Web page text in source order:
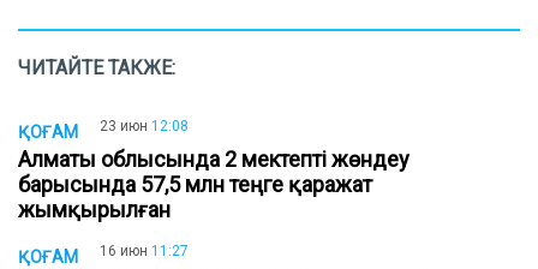
ЧИТАЙТЕ ТАКЖЕ:
ҚОҒАМ 23 июн 12:08
Алматы облысында 2 мектепті жөндеу
барысында 57,5 млн теңге қаражат
жымқырылған
ҚОҒАМ 16 июн 11:27